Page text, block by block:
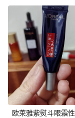
欧莱雅紫熨斗眼霜